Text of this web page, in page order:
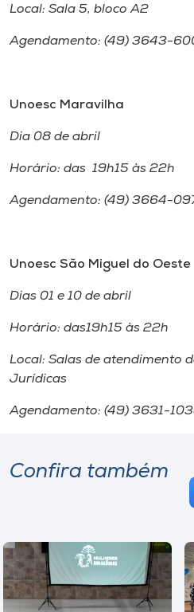
Local: Sala 5, bloco A2
Agendamento: (49) 3643-
Unoesc Maravilha
Dia 08 de abril
Horário: das 19h15 às 22h
Agendamento: (49) 3664-
Unoesc São Miguel do Oeste
Dias 01 e 10 de abril
Horário: das19h15 às 22h
Local: Salas de atendimento
Jurídicas
Agendamento: (49) 3631-
Confira também